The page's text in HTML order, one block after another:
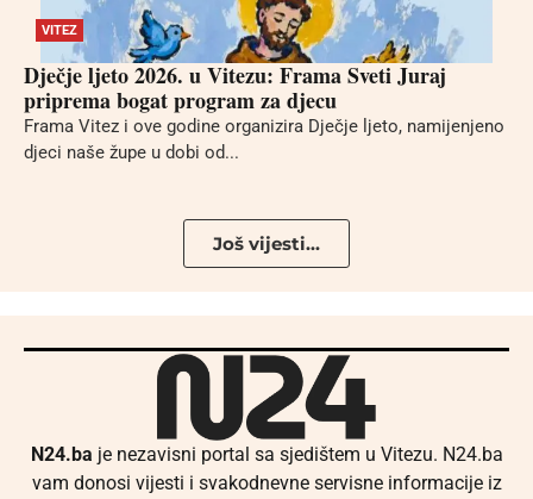
VITEZ
Dječje ljeto 2026. u Vitezu: Frama Sveti Juraj
priprema bogat program za djecu
Frama Vitez i ove godine organizira Dječje ljeto, namijenjeno
djeci naše župe u dobi od...
Još vijesti...
N24.ba je nezavisni portal sa sjedištem u Vitezu. N24.ba
vam donosi vijesti i svakodnevne servisne informacije iz